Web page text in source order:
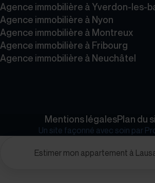
Agence immobilière à Yverdon-les-
Agence immobilière à Nyon
Agence immobilière à Montreux
Agence immobilière à Fribourg
Agence immobilière à Neuchâtel
Mentions légalesPlan du
Un site façonné avec soin par